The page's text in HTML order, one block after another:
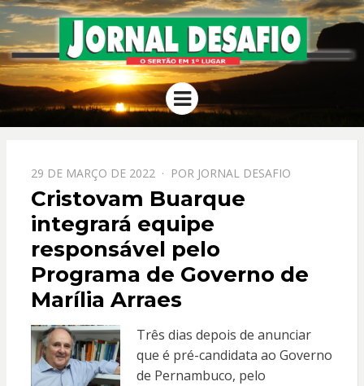
JORNAL
DESAFIO
O Sertão em 1º Lugar
Menu
PPOSTADO
EM
29 DE MARÇO DE 2022 POR JORNAL DESAFIO
Cristovam Buarque
integrará equipe
responsável pelo
Programa de Governo de
Marília Arraes
Três dias depois de anunciar
que é pré-candidata ao Governo
de Pernambuco, pelo